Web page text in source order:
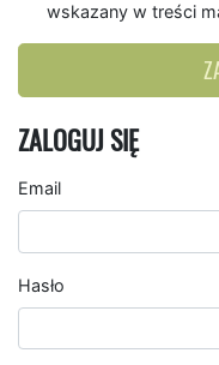
wskazany w treści
ZALOGUJ SIĘ
Email
Hasło